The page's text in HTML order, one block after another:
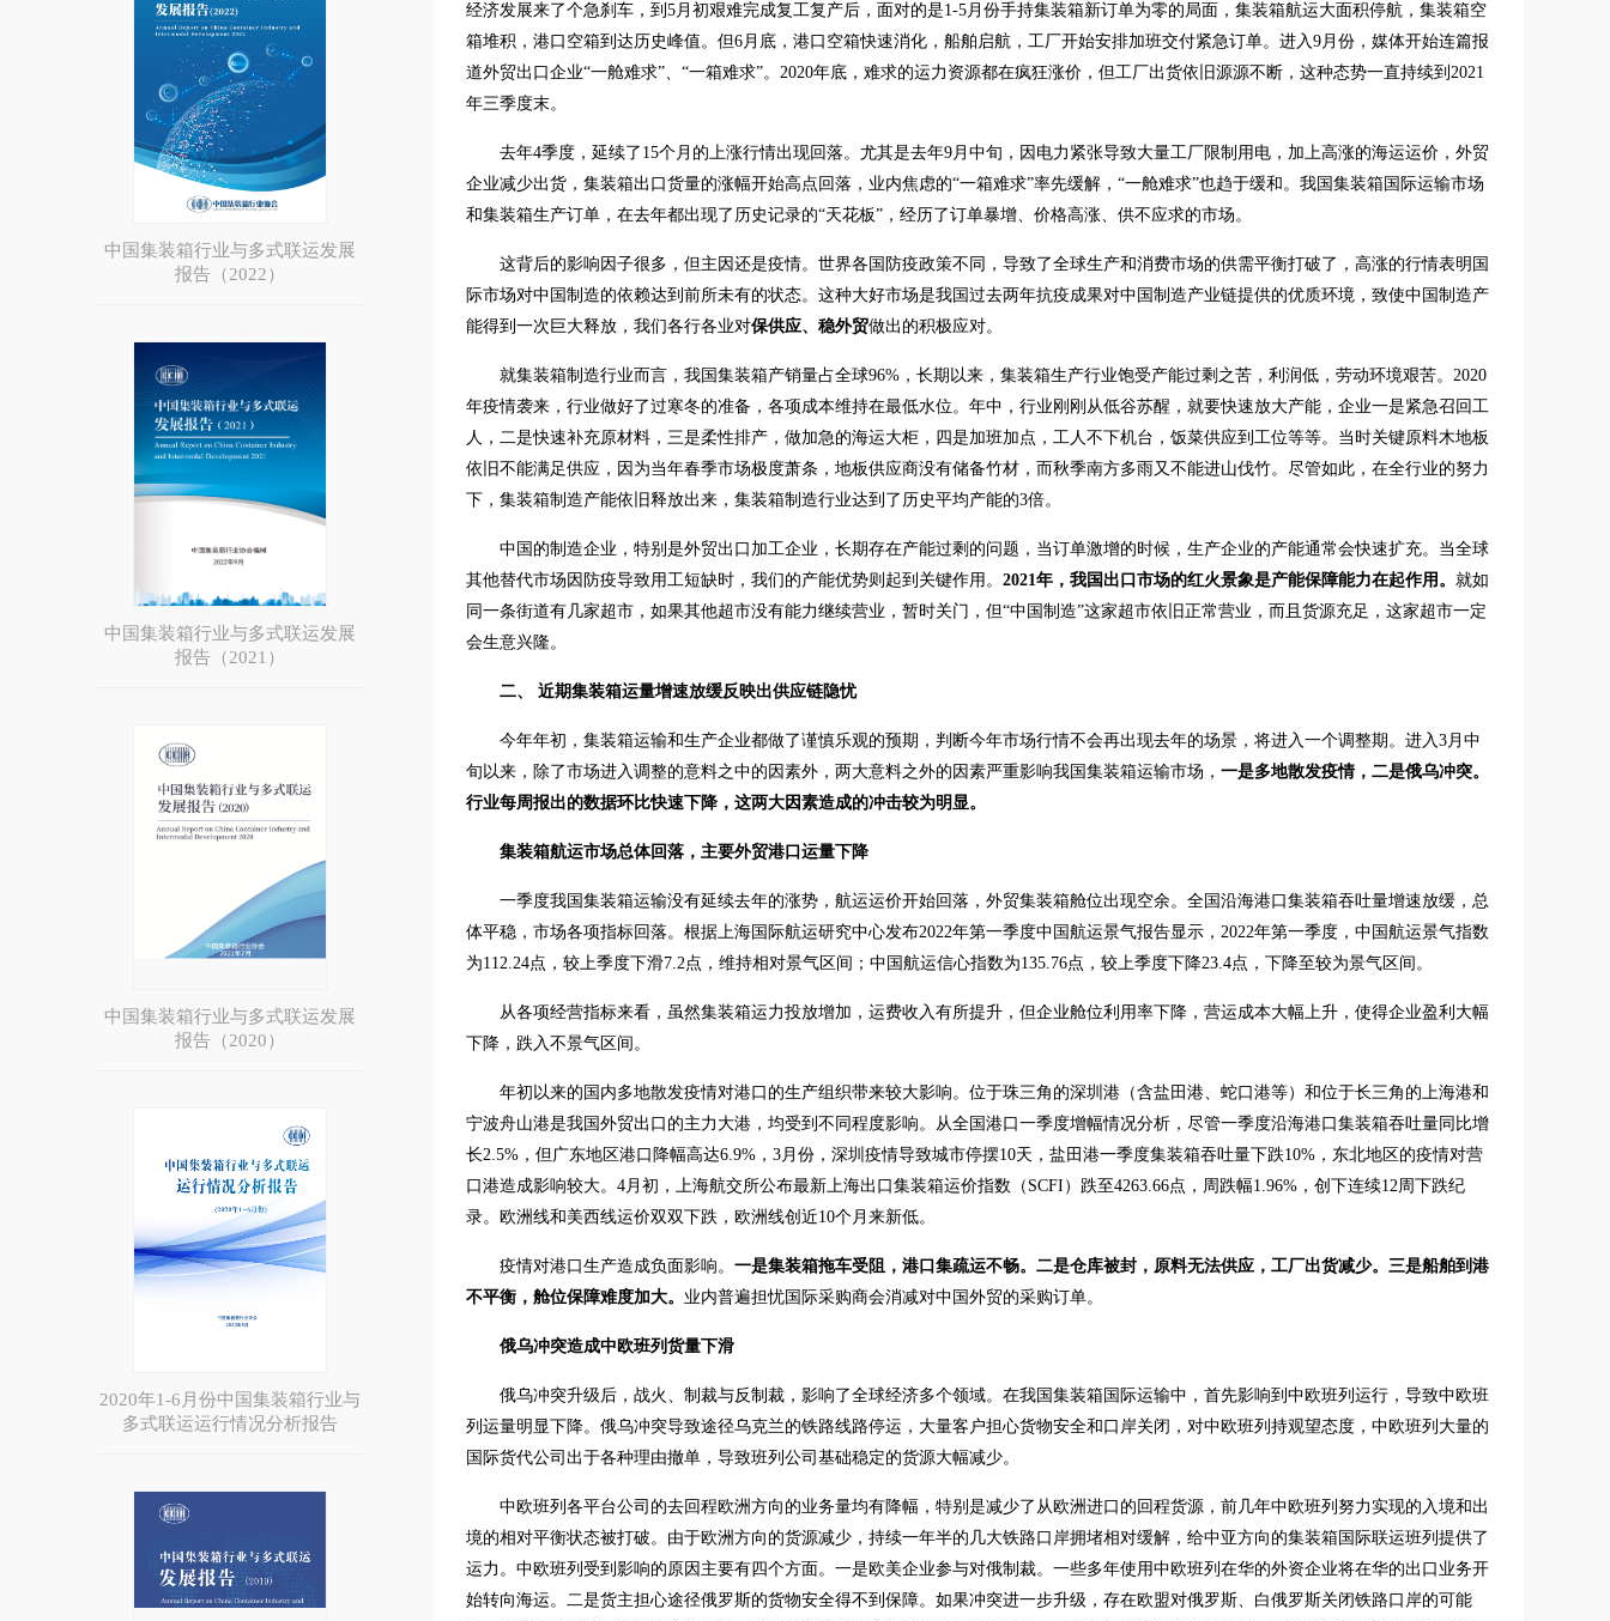
中国集装箱行业与多式联运发展
报告（2022）
中国集装箱行业与多式联运发展
报告（2021）
中国集装箱行业与多式联运发展
报告（2020）
2020年1-6月份中国集装箱行业与
多式联运运行情况分析报告
经济发展来了个急刹车，到5月初艰难完成复工复产后，面对的是1-5月份手持集装箱新订单为零的局面，集装箱航运大面积停航，集装箱空
箱堆积，港口空箱到达历史峰值。但6月底，港口空箱快速消化，船舶启航，工厂开始安排加班交付紧急订单。进入9月份，媒体开始连篇报
道外贸出口企业“一舱难求”、“一箱难求”。2020年底，难求的运力资源都在疯狂涨价，但工厂出货依旧源源不断，这种态势一直持续到2021
年三季度末。
去年4季度，延续了15个月的上涨行情出现回落。尤其是去年9月中旬，因电力紧张导致大量工厂限制用电，加上高涨的海运运价，外贸
企业减少出货，集装箱出口货量的涨幅开始高点回落，业内焦虑的“一箱难求”率先缓解，“一舱难求”也趋于缓和。我国集装箱国际运输市场
和集装箱生产订单，在去年都出现了历史记录的“天花板”，经历了订单暴增、价格高涨、供不应求的市场。
这背后的影响因子很多，但主因还是疫情。世界各国防疫政策不同，导致了全球生产和消费市场的供需平衡打破了，高涨的行情表明国
际市场对中国制造的依赖达到前所未有的状态。这种大好市场是我国过去两年抗疫成果对中国制造产业链提供的优质环境，致使中国制造产
能得到一次巨大释放，我们各行各业对保供应、稳外贸做出的积极应对。
就集装箱制造行业而言，我国集装箱产销量占全球96%，长期以来，集装箱生产行业饱受产能过剩之苦，利润低，劳动环境艰苦。2020
年疫情袭来，行业做好了过寒冬的准备，各项成本维持在最低水位。年中，行业刚刚从低谷苏醒，就要快速放大产能，企业一是紧急召回工
人，二是快速补充原材料，三是柔性排产，做加急的海运大柜，四是加班加点，工人不下机台，饭菜供应到工位等等。当时关键原料木地板
依旧不能满足供应，因为当年春季市场极度萧条，地板供应商没有储备竹材，而秋季南方多雨又不能进山伐竹。尽管如此，在全行业的努力
下，集装箱制造产能依旧释放出来，集装箱制造行业达到了历史平均产能的3倍。
中国的制造企业，特别是外贸出口加工企业，长期存在产能过剩的问题，当订单激增的时候，生产企业的产能通常会快速扩充。当全球
其他替代市场因防疫导致用工短缺时，我们的产能优势则起到关键作用。2021年，我国出口市场的红火景象是产能保障能力在起作用。就如
同一条街道有几家超市，如果其他超市没有能力继续营业，暂时关门，但“中国制造”这家超市依旧正常营业，而且货源充足，这家超市一定
会生意兴隆。
二、 近期集装箱运量增速放缓反映出供应链隐忧
今年年初，集装箱运输和生产企业都做了谨慎乐观的预期，判断今年市场行情不会再出现去年的场景，将进入一个调整期。进入3月中
旬以来，除了市场进入调整的意料之中的因素外，两大意料之外的因素严重影响我国集装箱运输市场，一是多地散发疫情，二是俄乌冲突。
行业每周报出的数据环比快速下降，这两大因素造成的冲击较为明显。
集装箱航运市场总体回落，主要外贸港口运量下降
一季度我国集装箱运输没有延续去年的涨势，航运运价开始回落，外贸集装箱舱位出现空余。全国沿海港口集装箱吞吐量增速放缓，总
体平稳，市场各项指标回落。根据上海国际航运研究中心发布2022年第一季度中国航运景气报告显示，2022年第一季度，中国航运景气指数
为112.24点，较上季度下滑7.2点，维持相对景气区间；中国航运信心指数为135.76点，较上季度下降23.4点，下降至较为景气区间。
从各项经营指标来看，虽然集装箱运力投放增加，运费收入有所提升，但企业舱位利用率下降，营运成本大幅上升，使得企业盈利大幅
下降，跌入不景气区间。
年初以来的国内多地散发疫情对港口的生产组织带来较大影响。位于珠三角的深圳港（含盐田港、蛇口港等）和位于长三角的上海港和
宁波舟山港是我国外贸出口的主力大港，均受到不同程度影响。从全国港口一季度增幅情况分析，尽管一季度沿海港口集装箱吞吐量同比增
长2.5%，但广东地区港口降幅高达6.9%，3月份，深圳疫情导致城市停摆10天，盐田港一季度集装箱吞吐量下跌10%，东北地区的疫情对营
口港造成影响较大。4月初，上海航交所公布最新上海出口集装箱运价指数（SCFI）跌至4263.66点，周跌幅1.96%，创下连续12周下跌纪
录。欧洲线和美西线运价双双下跌，欧洲线创近10个月来新低。
疫情对港口生产造成负面影响。一是集装箱拖车受阻，港口集疏运不畅。二是仓库被封，原料无法供应，工厂出货减少。三是船舶到港
不平衡，舱位保障难度加大。 业内普遍担忧国际采购商会消减对中国外贸的采购订单。
俄乌冲突造成中欧班列货量下滑
俄乌冲突升级后，战火、制裁与反制裁，影响了全球经济多个领域。在我国集装箱国际运输中，首先影响到中欧班列运行，导致中欧班
列运量明显下降。俄乌冲突导致途径乌克兰的铁路线路停运，大量客户担心货物安全和口岸关闭，对中欧班列持观望态度，中欧班列大量的
国际货代公司出于各种理由撤单，导致班列公司基础稳定的货源大幅减少。
中欧班列各平台公司的去回程欧洲方向的业务量均有降幅，特别是减少了从欧洲进口的回程货源，前几年中欧班列努力实现的入境和出
境的相对平衡状态被打破。由于欧洲方向的货源减少，持续一年半的几大铁路口岸拥堵相对缓解，给中亚方向的集装箱国际联运班列提供了
运力。中欧班列受到影响的原因主要有四个方面。一是欧美企业参与对俄制裁。一些多年使用中欧班列在华的外资企业将在华的出口业务开
始转向海运。二是货主担心途径俄罗斯的货物安全得不到保障。如果冲突进一步升级，存在欧盟对俄罗斯、白俄罗斯关闭铁路口岸的可能